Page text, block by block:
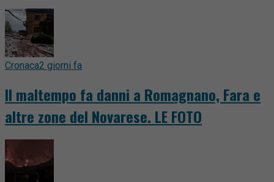
Cronaca2 giorni fa
Il maltempo fa danni a Romagnano, Fara e
altre zone del Novarese. LE FOTO